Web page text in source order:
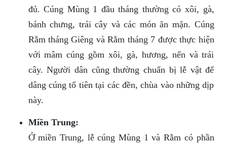
đủ. Cúng Mùng 1 đầu tháng thường có xôi, gà,
bánh chưng, trái cây và các món ăn mặn. Cúng
Rằm tháng Giêng và Rằm tháng 7 được thực hiện
với mâm cúng gồm xôi, gà, hương, nến và trái
cây. Người dân cũng thường chuẩn bị lễ vật để
dâng cúng tổ tiên tại các đền, chùa vào những dịp
này.
Miền Trung:
Ở miền Trung, lễ cúng Mùng 1 và Rằm có phần